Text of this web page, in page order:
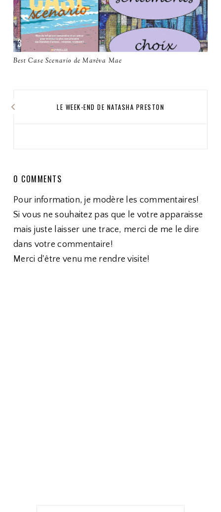
Best Case Scenario de Marêva Mae
LE WEEK-END DE NATASHA PRESTON
0 COMMENTS
Pour information, je modère les commentaires!
Si vous ne souhaitez pas que le votre apparaisse
mais juste laisser une trace, merci de me le dire
dans votre commentaire!
Merci d'être venu me rendre visite!